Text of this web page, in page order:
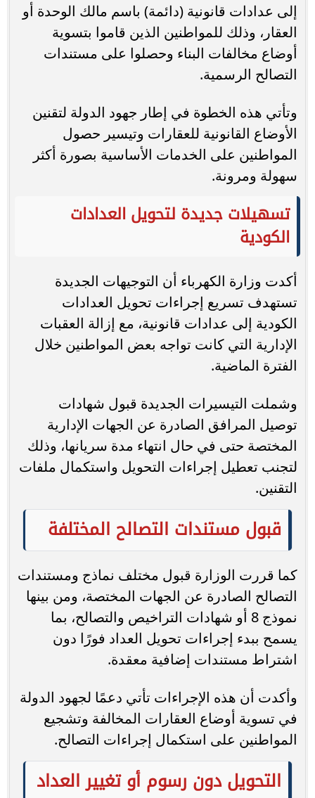
إلى عدادات قانونية (دائمة) باسم مالك الوحدة أو
العقار، وذلك للمواطنين الذين قاموا بتسوية
أوضاع مخالفات البناء وحصلوا على مستندات
التصالح الرسمية.
وتأتي هذه الخطوة في إطار جهود الدولة لتقنين
الأوضاع القانونية للعقارات وتيسير حصول
المواطنين على الخدمات الأساسية بصورة أكثر
سهولة ومرونة.
تسهيلات جديدة لتحويل العدادات
الكودية
أكدت وزارة الكهرباء أن التوجيهات الجديدة
تستهدف تسريع إجراءات تحويل العدادات
الكودية إلى عدادات قانونية، مع إزالة العقبات
الإدارية التي كانت تواجه بعض المواطنين خلال
الفترة الماضية.
وشملت التيسيرات الجديدة قبول شهادات
توصيل المرافق الصادرة عن الجهات الإدارية
المختصة حتى في حال انتهاء مدة سريانها، وذلك
لتجنب تعطيل إجراءات التحويل واستكمال ملفات
التقنين.
قبول مستندات التصالح المختلفة
كما قررت الوزارة قبول مختلف نماذج ومستندات
التصالح الصادرة عن الجهات المختصة، ومن بينها
نموذج 8 أو شهادات التراخيص والتصالح، بما
يسمح ببدء إجراءات تحويل العداد فورًا دون
اشتراط مستندات إضافية معقدة.
وأكدت أن هذه الإجراءات تأتي دعمًا لجهود الدولة
في تسوية أوضاع العقارات المخالفة وتشجيع
المواطنين على استكمال إجراءات التصالح.
التحويل دون رسوم أو تغيير العداد